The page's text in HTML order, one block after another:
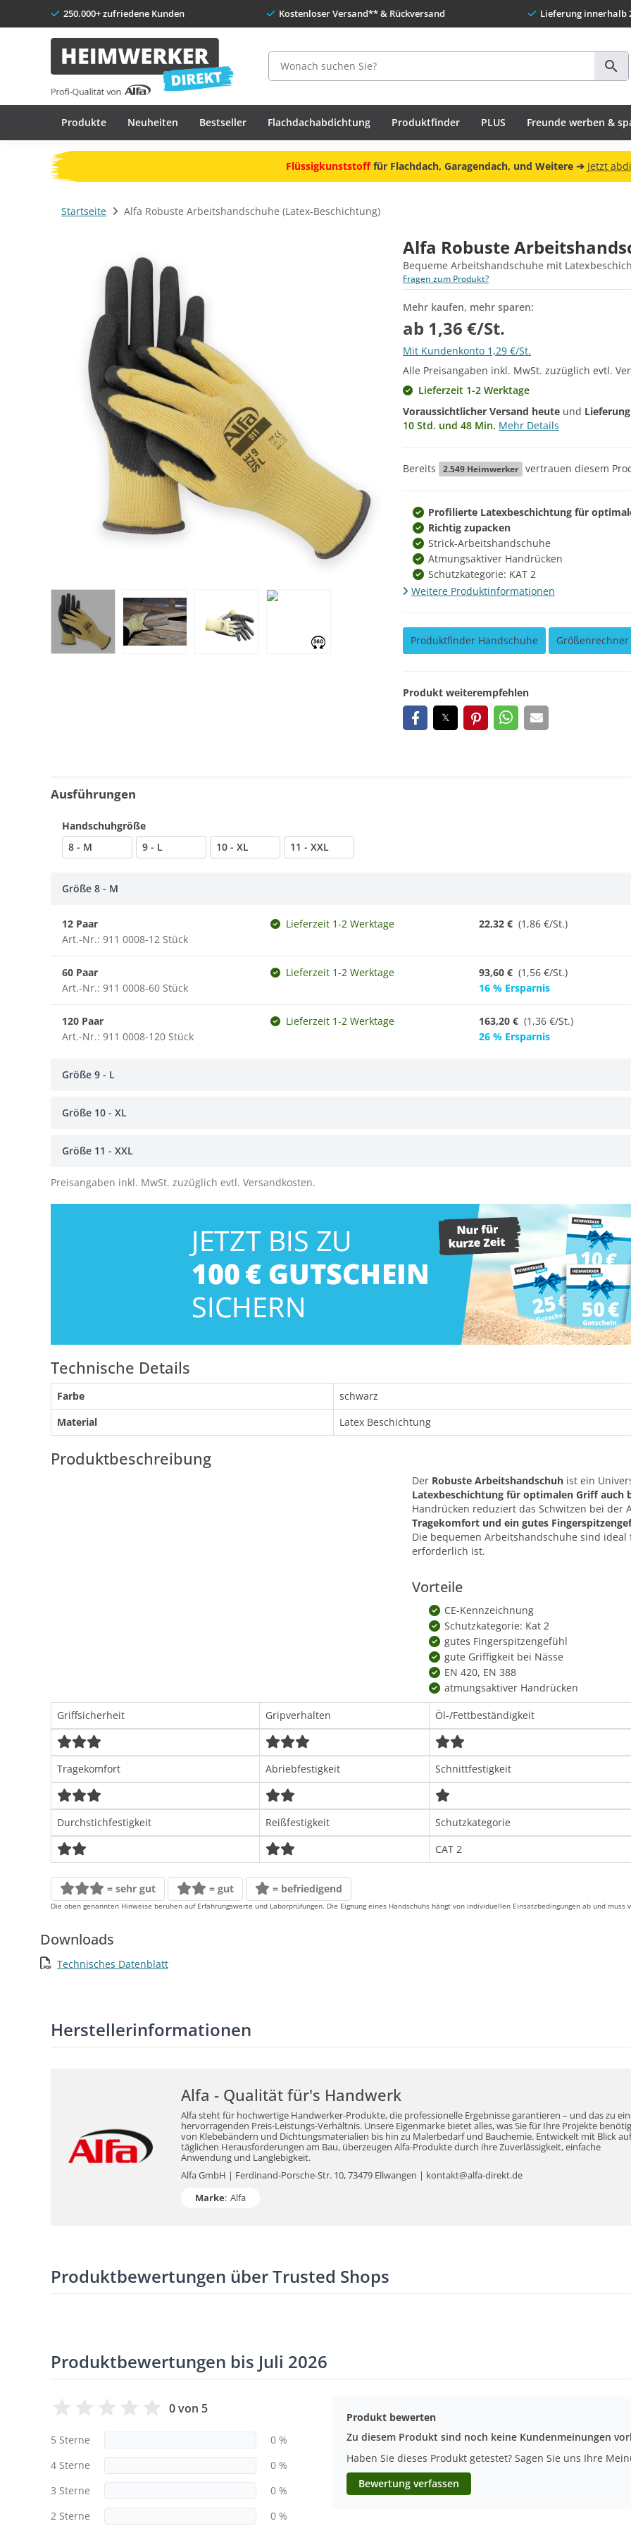
250.000+ zufriedene Kunden Kostenloser Versand** & Rückversand Lieferung innerhalb
Suche
Produkte Neuheiten Bestseller Flachdachabdichtung Produktfinder PLUS Freunde werben &
Flüssigkunststofffür Flachdach, Garagendach, und Weitere ➔ Jetzt
Startseite Alfa Robuste Arbeitshandschuhe (Latex-Beschichtung)
Alfa Robuste
Bequeme Arbeitshandschuhe mit
Fragen zum Produkt?
Mehr kaufen, mehr sparen:
ab 1,36 €/St.
Mit Kundenkonto 1,29 €/St.
Alle Preisangaben inkl. MwSt. zuzüglich evtl.
Lieferzeit 1-2 Werktage
Voraussichtlicher Versand heute und
10 Std. und 48 Min. Mehr Details
Bereits 2.549 Heimwerker vertrauen diesem
Profilierte Latexbeschichtung für
Richtig zupacken
Strick-Arbeitshandschuhe
Atmungsaktiver Handrücken
Schutzkategorie: KAT 2
Weitere Produktinformationen
Produktfinder Handschuhe Größenrechner
Produkt weiterempfehlen
Ausführungen
Handschuhgröße
8 - M
9 - L 10 - XL 11 - XXL
Größe 8 - M
12 Paar
Art.-Nr.: 911 0008-12 Stück
Lieferzeit 1-2 Werktage 22,32 € (1,86 €/St.)
60 Paar
Art.-Nr.: 911 0008-60 Stück
Lieferzeit 1-2 Werktage 93,60 € (1,56 €/St.)
16 % Ersparnis
120 Paar
Art.-Nr.: 911 0008-120 Stück
Lieferzeit 1-2 Werktage 163,20 € (1,36 €/St.)
26 % Ersparnis
Größe 9 - L
Größe 10 - XL
Größe 11 - XXL
Preisangaben inkl. MwSt. zuzüglich evtl. Versandkosten.
Technische Details
Farbe
schwarz
Material
Latex Beschichtung
Produktbeschreibung
Der Robuste Arbeitshandschuhist ein
Latexbeschichtung für optimalen Griff auch
Handrücken reduziert das Schwitzen bei der
Tragekomfort und ein gutes
Die bequemen Arbeitshandschuhe sind
erforderlich ist.
Vorteile
CE-Kennzeichnung
Schutzkategorie: Kat 2
gutes Fingerspitzengefühl
gute Griffigkeit bei Nässe
EN 420, EN 388
atmungsaktiver Handrücken
Griffsicherheit Gripverhalten Öl-/Fettbeständigkeit
Tragekomfort Abriebfestigkeit Schnittfestigkeit
Durchstichfestigkeit Reißfestigkeit Schutzkategorie
CAT 2
= sehr gut = gut = befriedigend
Die oben genannten Hinweise beruhen auf Erfahrungswerte und Laborprüfungen. Die Eignung eines Handschuhs hängt von individuellen Einsatzbedingungen ab und muss
Downloads
Technisches Datenblatt
Herstellerinformationen
Alfa - Qualität für's Handwerk
Alfa steht für hochwertige Handwerker-Produkte, die professionelle Ergebnisse garantieren – und das zu
hervorragenden Preis-Leistungs-Verhältnis. Unsere Eigenmarke bietet alles, was Sie für Ihre Projekte
von Klebebändern und Dichtungsmaterialien bis hin zu Malerbedarf und Bauchemie. Entwickelt mit Blick
täglichen Herausforderungen am Bau, überzeugen Alfa-Produkte durch ihre Zuverlässigkeit, einfache
Anwendung und Langlebigkeit.
Alfa GmbH | Ferdinand-Porsche-Str. 10, 73479 Ellwangen | kontakt@alfa-direkt.de
Marke: Alfa
Produktbewertungen über Trusted Shops
Produktbewertungen bis Juli 2026
0 von 5
5 Sterne
0 %
4 Sterne
0 %
3 Sterne
0 %
2 Sterne
0 %
Produkt bewerten
Zu diesem Produkt sind noch keine Kundenmeinungen
Haben Sie dieses Produkt getestet? Sagen Sie uns Ihre
Bewertung verfassen